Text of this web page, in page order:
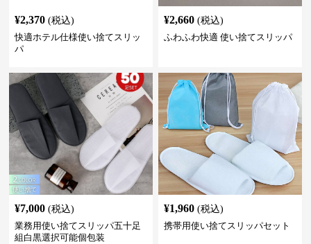
¥2,370 (税込)
快適ホテル仕様使い捨てスリッ
パ
¥2,660 (税込)
ふわふわ快適 使い捨てスリッパ
¥7,000 (税込)
業務用使い捨てスリッパ五十足
組白黒選択可能個包装
¥1,960 (税込)
携帯用使い捨てスリッパセット